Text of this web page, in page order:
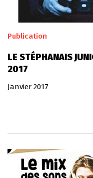
Publication
LE STÉPHANAIS
2017
Janvier 2017